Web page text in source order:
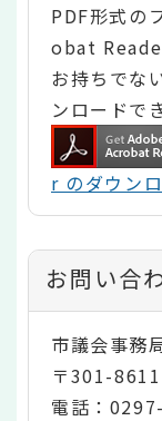
PDF形式の
obat
お持ちでな
ンロードで
r のダウン
お問い合
市議会事務
〒301-
電話：